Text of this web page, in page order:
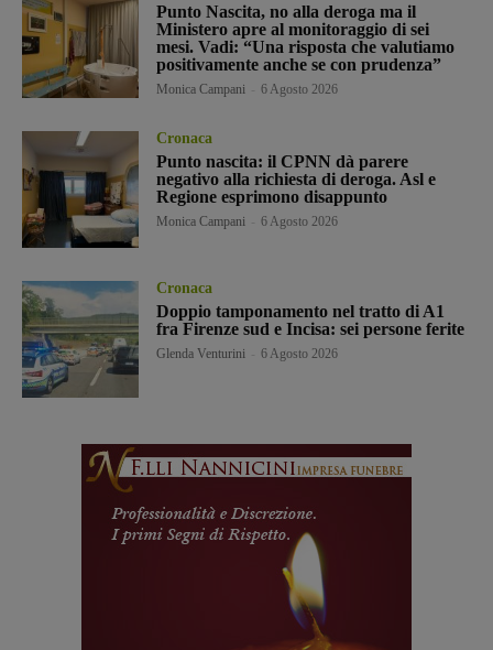
Punto Nascita, no alla deroga ma il
Ministero apre al monitoraggio di sei
mesi. Vadi: “Una risposta che valutiamo
positivamente anche se con prudenza”
Monica Campani 6 Agosto 2026
Cronaca
Punto nascita: il CPNN dà parere
negativo alla richiesta di deroga. Asl e
Regione esprimono disappunto
Monica Campani 6 Agosto 2026
Cronaca
Doppio tamponamento nel tratto di A1
fra Firenze sud e Incisa: sei persone ferite
Glenda Venturini 6 Agosto 2026